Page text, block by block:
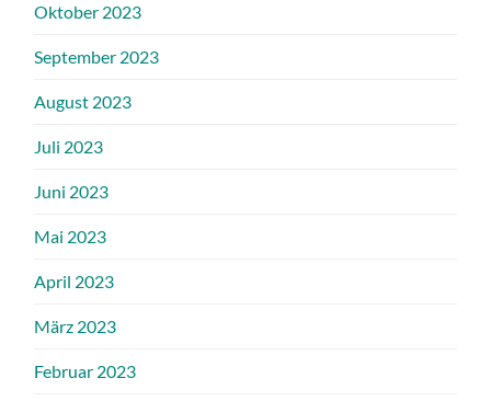
Oktober 2023
September 2023
August 2023
Juli 2023
Juni 2023
Mai 2023
April 2023
März 2023
Februar 2023